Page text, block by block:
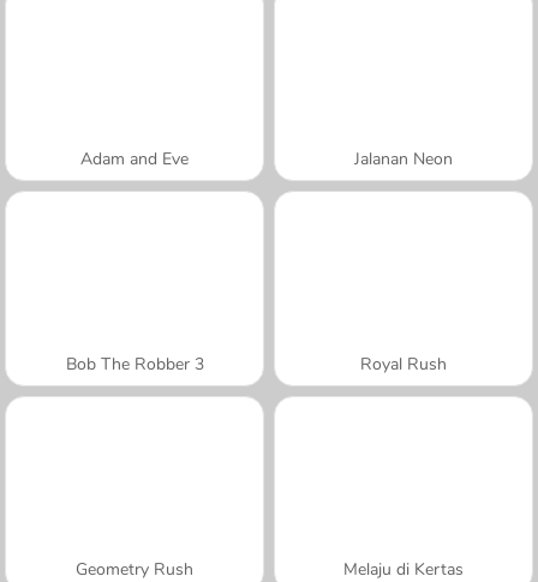
Adam and Eve Jalanan Neon
Bob The Robber 3 Royal Rush
Geometry Rush Melaju di Kertas